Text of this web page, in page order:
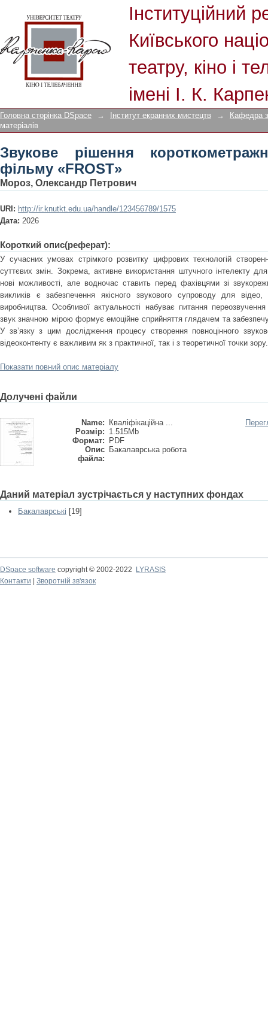
Інституційний
Київського
театру, кіно і
імені І. К.
Звукове рішення
Головна сторінка DSpace → Інститут екранних мистецтв →
Кафедра
матеріалів
Звукове рішення
фільму «FROST»
Мороз, Олександр Петрович
URI: http://ir.knutkt.edu.ua/handle/123456789/1575
Дата: 2026
Короткий опис(реферат):
У сучасних умовах стрімкого розвитку цифрових технологій
суттєвих змін. Зокрема, активне використання штучного інтелекту для
нові можливості, але водночас ставить перед фахівцями зі
викликів є забезпечення якісного звукового супроводу для відео,
виробництва. Особливої актуальності набуває питання
звук значною мірою формує емоційне сприйняття глядачем та
У зв’язку з цим дослідження процесу створення повноцінного
відеоконтенту є важливим як з практичної, так і з теоретичної точки зору.
Показати повний опис матеріалу
Долучені файли
Name:
Кваліфікаційна ...
Розмір: 1.515Mb
Формат:
PDF
Опис
файла:
Бакалаврська робота
Даний матеріал зустрічається у наступних фондах
Бакалаврські [19]
DSpace software copyright © 2002-2022
LYRASIS
Контакти
Зворотній зв'язок